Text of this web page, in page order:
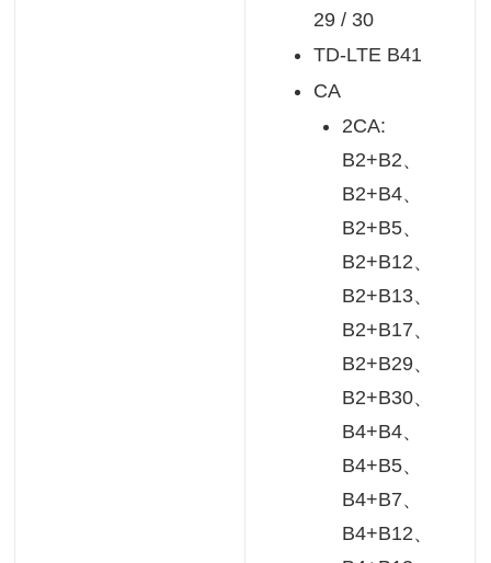
29 / 30
TD-LTE B41
CA
2CA:
B2+B2、
B2+B4、
B2+B5、
B2+B12、
B2+B13、
B2+B17、
B2+B29、
B2+B30、
B4+B4、
B4+B5、
B4+B7、
B4+B12、